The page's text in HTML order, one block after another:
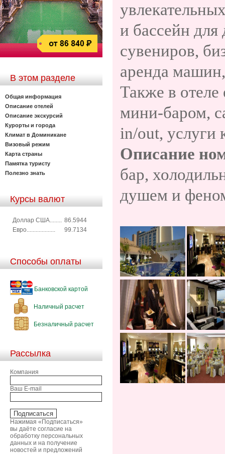
В этом разделе
Общая информация
Описание отелей
Описание экскурсий
Курорты и города
Климат в Доминикане
Визовый режим
Карта страны
Памятка туристу
Полезно знать
Курсы валют
Доллар США........ 86.5944
Евро...................
99.7134
Способы оплаты
Банковской картой
Наличный расчет
Безналичный расчет
Рассылка
Компания
Ваш E-mail
Нажимая «Подписаться»
вы даёте согласие на
обработку персональных
данных и на получение
новостей и предложений
и бассейн для
сувениров,
аренда
Также в отеле
мини-баром,
in/out, услуги
Описание
бар,
душем и